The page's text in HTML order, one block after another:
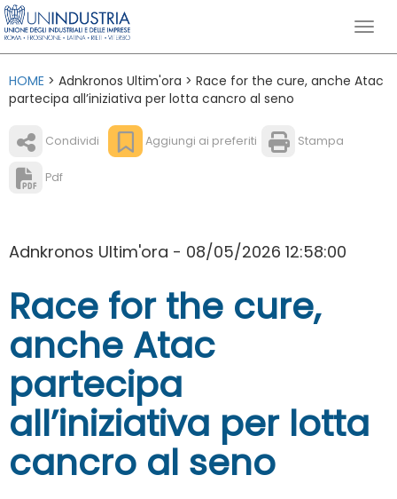
HOME > Adnkronos Ultim'ora > Race for the cure, anche Atac
partecipa all’iniziativa per lotta cancro al seno
Condividi Aggiungi ai preferiti Stampa
Pdf
Adnkronos Ultim'ora - 08/05/2026 12:58:00
Race for the cure,
anche Atac
partecipa
all’iniziativa per lotta
cancro al seno